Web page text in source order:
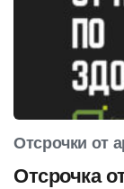
Отсрочки от
Отсрочка